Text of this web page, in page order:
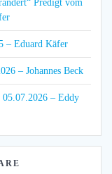
Predigt vom
– Eduard Käfer
– Johannes Beck
– Eddy